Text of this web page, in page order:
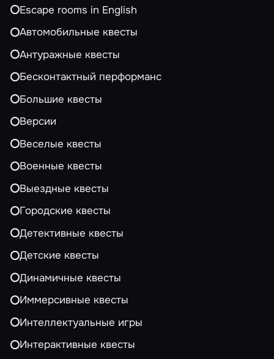
Escape rooms in English
Автомобильные квесты
Антуражные квесты
Бесконтактный перформанс
Большие квесты
Версии
Веселые квесты
Военные квесты
Выездные квесты
Городские квесты
Детективные квесты
Детские квесты
Динамичные квесты
Иммерсивные квесты
Интеллектуальные игры
Интерактивные квесты